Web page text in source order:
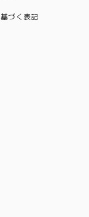
づく表記